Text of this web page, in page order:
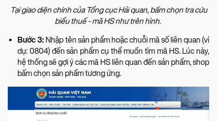
Tại giao diện chính của Tổng cục Hải quan, bấm chọn tra cứu
biểu thuế - mã HS như trên hình.
Bước 3: Nhập tên sản phẩm hoặc chuỗi mã số liên quan (ví
dụ: 0804) đến sản phẩm cụ thể muốn tìm mã HS. Lúc này,
hệ thống sẽ gợi ý các mã HS liên quan đến sản phẩm, shop
bấm chọn sản phẩm tương ứng.